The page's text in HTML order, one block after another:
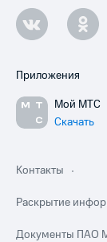
Приложения
Мой МТС
Скачать
Контакты
Раскрытие
Документы ПАО